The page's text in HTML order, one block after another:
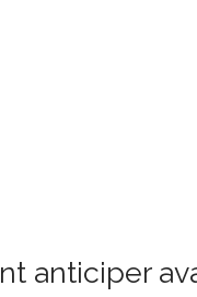
anticiper